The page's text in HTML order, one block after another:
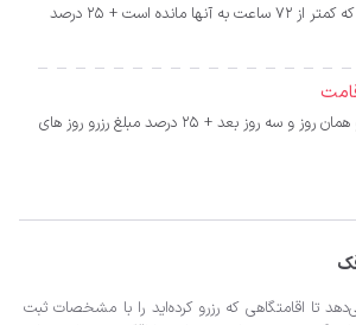
100 درصد روز هایی که کمتر از 72 ساعت به آنها مانده است + 25 درصد
100 درصد مبلغ رزرو همان روز و سه روز بعد + 25 درصد مبلغ رزرو روز های
تا اقامتگاهی که رزرو کرده‌اید را با مشخصات ثبت